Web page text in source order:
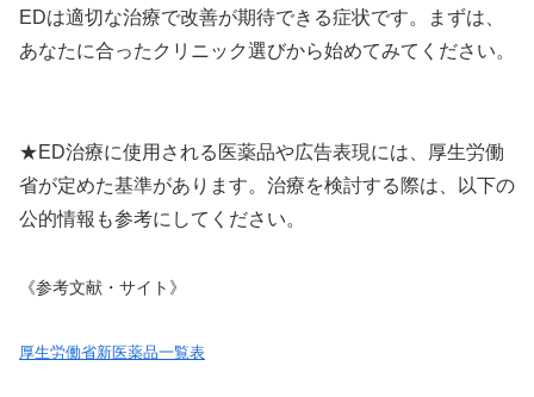
EDは適切な治療で改善が期待できる症状です。まずは、
あなたに合ったクリニック選びから始めてみてください。
★ED治療に使用される医薬品や広告表現には、厚生労働
省が定めた基準があります。治療を検討する際は、以下の
公的情報も参考にしてください。
《参考文献・サイト》
厚生労働省新医薬品一覧表